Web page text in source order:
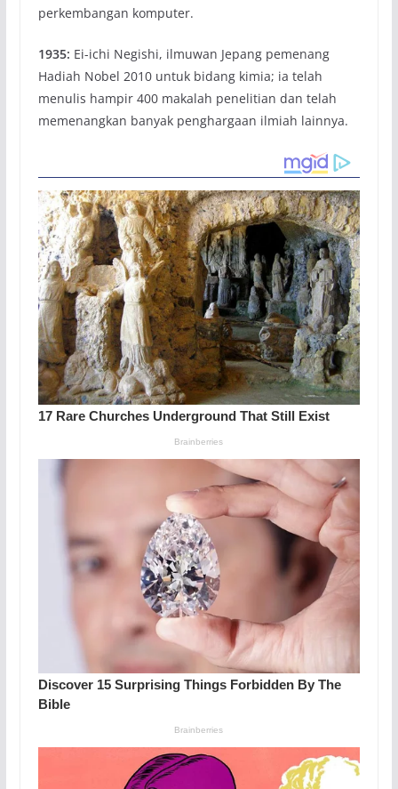
perkembangan komputer.
1935: Ei-ichi Negishi, ilmuwan Jepang pemenang
Hadiah Nobel 2010 untuk bidang kimia; ia telah
menulis hampir 400 makalah penelitian dan telah
memenangkan banyak penghargaan ilmiah lainnya.